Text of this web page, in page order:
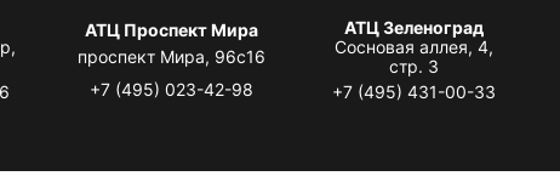
АТЦ Проспект Мира
проспект Мира, 96с16
+7 (495) 023-42-98
АТЦ Зеленоград
Сосновая аллея, 4,
стр. 3
+7 (495) 431-00-33